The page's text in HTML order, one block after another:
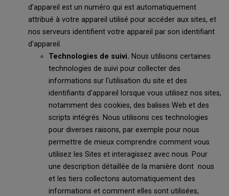
d'appareil est un numéro qui est automatiquement
attribué à votre appareil utilisé pour accéder aux sites, et
nos serveurs identifient votre appareil par son identifiant
d'appareil.
Technologies de suivi. Nous utilisons certaines
technologies de suivi pour collecter des
informations sur l'utilisation du site et des
identifiants d'appareil lorsque vous utilisez nos sites,
notamment des cookies, des balises Web et des
scripts intégrés. Nous utilisons ces technologies
pour diverses raisons, par exemple pour nous
permettre de mieux comprendre comment vous
utilisez les Sites et interagissez avec nous. Pour
une description détaillée de la manière dont nous
et les tiers collectons automatiquement des
informations et comment elles sont utilisées,